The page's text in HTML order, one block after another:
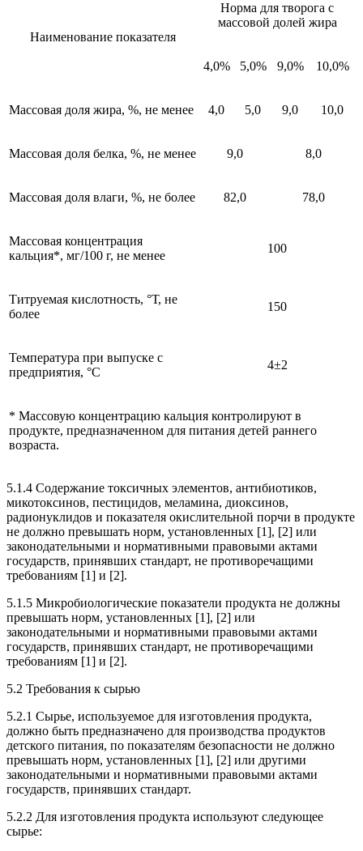
Наименование показателя
Норма для творога с
массовой долей жира
4,0% 5,0% 9,0% 10,0%
Массовая доля жира, %, не менее 4,0 5,0 9,0 10,0
Массовая доля белка, %, не менее 9,0 8,0
Массовая доля влаги, %, не более 82,0 78,0
Массовая концентрация
кальция*, мг/100 г, не менее
100
Титруемая кислотность, °Т, не
более
150
Температура при выпуске с
предприятия, °С
4±2
* Массовую концентрацию кальция контролируют в
продукте, предназначенном для питания детей раннего
возраста.
5.1.4 Содержание токсичных элементов, антибиотиков,
микотоксинов, пестицидов, меламина, диоксинов,
радионуклидов и показателя окислительной порчи в продукте
не должно превышать норм, установленных [1], [2] или
законодательными и нормативными правовыми актами
государств, принявших стандарт, не противоречащими
требованиям [1] и [2].
5.1.5 Микробиологические показатели продукта не должны
превышать норм, установленных [1], [2] или
законодательными и нормативными правовыми актами
государств, принявших стандарт, не противоречащими
требованиям [1] и [2].
5.2 Требования к сырью
5.2.1 Сырье, используемое для изготовления продукта,
должно быть предназначено для производства продуктов
детского питания, по показателям безопасности не должно
превышать норм, установленных [1], [2] или другими
законодательными и нормативными правовыми актами
государств, принявших стандарт.
5.2.2 Для изготовления продукта используют следующее
сырье: